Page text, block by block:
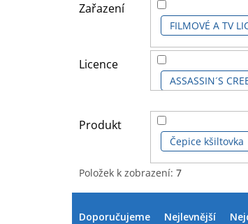
Zařazení
FILMOVÉ A TV
Licence
ASSASSIN´S
ASSASSIN´S
Produkt
Čepice kšiltovka
Položek k zobrazení: 7
Doporučujeme Nejlevnější